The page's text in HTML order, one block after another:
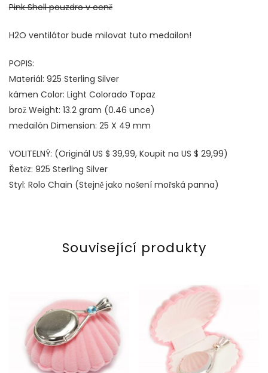
Pink Shell pouzdro v ceně
H2O ventilátor bude milovat tuto medailon!
POPIS:
Materiál: 925 Sterling Silver
kámen Color: Light Colorado Topaz
brož Weight: 13.2 gram (0.46 unce)
medailón Dimension: 25 X 49 mm
VOLITELNÝ: (Originál US $ 39,99, Koupit na US $ 29,99)
Řetěz: 925 Sterling Silver
Styl: Rolo Chain (Stejně jako nošení mořská panna)
Související produkty